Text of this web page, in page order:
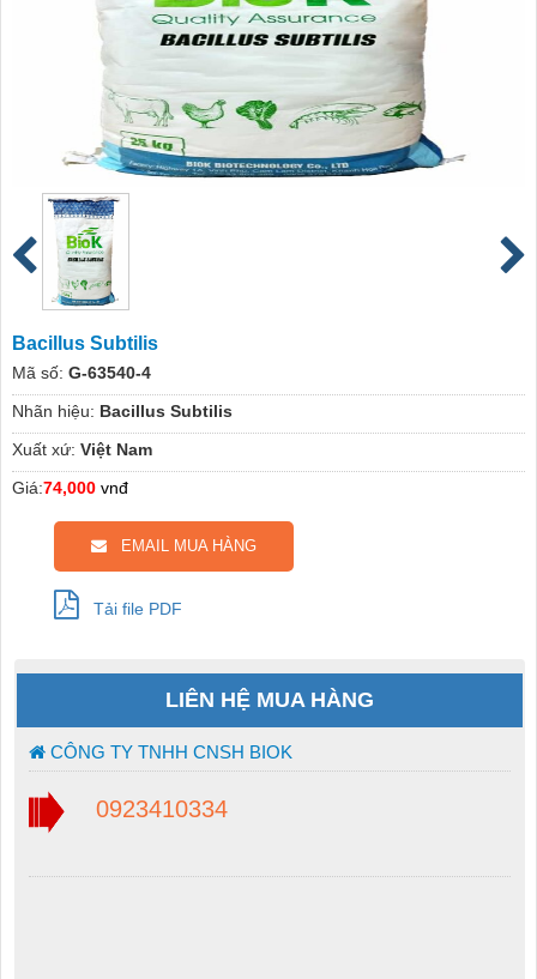
Bacillus Subtilis
Mã số: G-63540-4
Nhãn hiệu: Bacillus Subtilis
Xuất xứ: Việt Nam
Giá:74,000 vnđ
EMAIL MUA HÀNG
Tải file PDF
LIÊN HỆ MUA HÀNG
CÔNG TY TNHH CNSH BIOK
0923410334